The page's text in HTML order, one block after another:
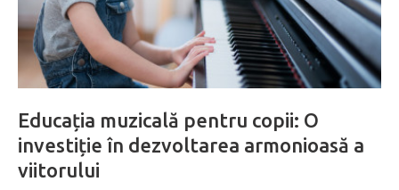
Educația muzicală pentru copii: O
investiție în dezvoltarea armonioasă a
viitorului